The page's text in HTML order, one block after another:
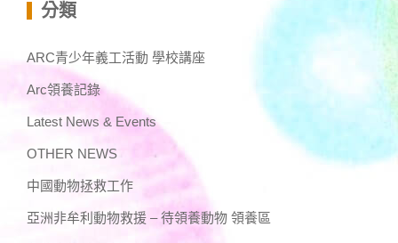
分類
ARC青少年義工活動 學校講座
Arc領養記錄
Latest News & Events
OTHER NEWS
中國動物拯救工作
亞洲非牟利動物救援 – 待領養動物 領養區